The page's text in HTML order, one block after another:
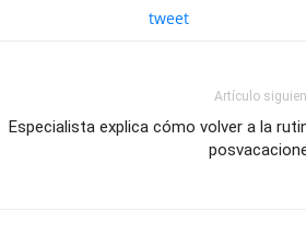
tweet
Artículo
Especialista explica cómo volver a la